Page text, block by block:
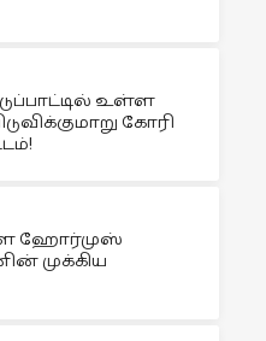
உள்ள
கோரி
ஹோர்முஸ்
முக்கிய